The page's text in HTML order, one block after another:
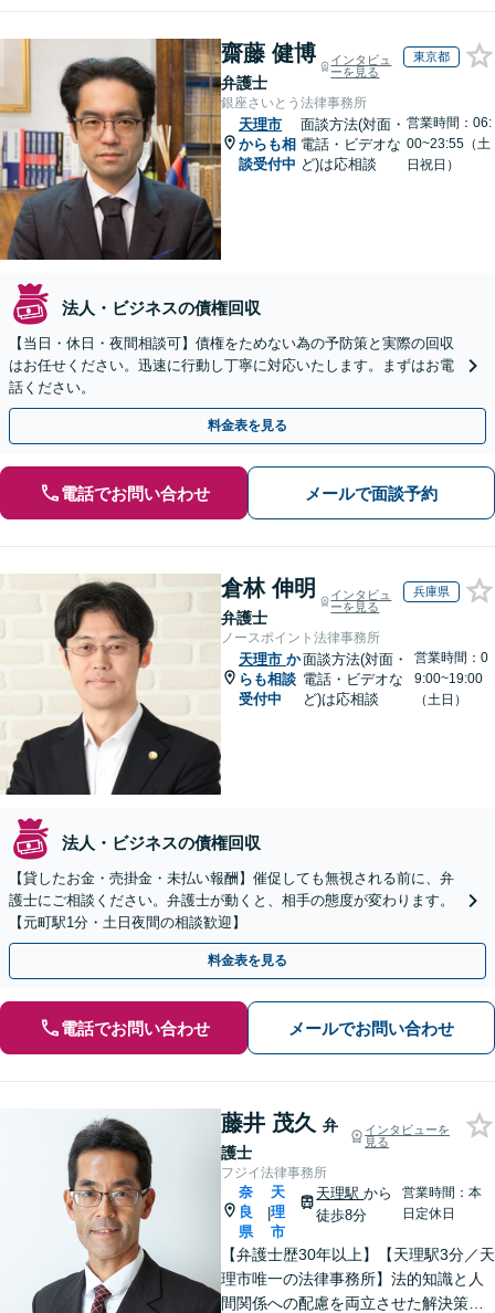
齋藤 健博
弁護士
インタビュ
ーを見る
東京都
銀座さいとう法律事務所
天理市
からも相
談受付中
面談方法(対面・
電話・ビデオな
ど)は応相談
営業時間：06:
00~23:55（土
日祝日）
法人・ビジネスの債権回収
【当日・休日・夜間相談可】債権をためない為の予防策と実際の回収
はお任せください。迅速に行動し丁寧に対応いたします。まずはお電
話ください。
料金表を見る
電話でお問い合わせ メールで面談予約
倉林 伸明
弁護士
インタビュ
ーを見る
兵庫県
ノースポイント法律事務所
天理市 か
らも相談
受付中
面談方法(対面・
電話・ビデオな
ど)は応相談
営業時間：0
9:00~19:00
（土日）
法人・ビジネスの債権回収
【貸したお金・売掛金・未払い報酬】催促しても無視される前に、弁
護士にご相談ください。弁護士が動くと、相手の態度が変わります。
【元町駅1分・土日夜間の相談歓迎】
料金表を見る
電話でお問い合わせ メールでお問い合わせ
藤井 茂久 弁
護士
インタビューを
見る
フジイ法律事務所
奈
良
県
|
天
理
市
天理駅から
徒歩8分
営業時間：本
日定休日
【弁護士歴30年以上】【天理駅3分／天
理市唯一の法律事務所】法的知識と人
間関係への配慮を両立させた解決策を